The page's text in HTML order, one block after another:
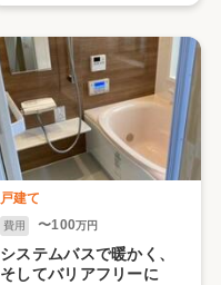
戸建て
費用 〜100万円
システムバスで暖かく、
そしてバリアフリーに